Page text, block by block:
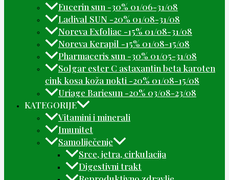
Eucerin sun -30% 01/06-31/08
Ladival SUN -20% 01/08-31/08
Noreva Exfoliac -15% 01/08-31/08
Noreva Kerapil -15% 01/08-15/08
Pharmaceris sun -30% 01/05-31/08
Solgar ester C astaxantin beta karoten
cink kosa koža nokti -20% 01/08-15/08
Uriage Bariesun -20% 03/08-23/08
KATEGORIJE
Vitamini i minerali
Imunitet
Samoliječenje
Srce, jetra, cirkulacija
Digestivni trakt